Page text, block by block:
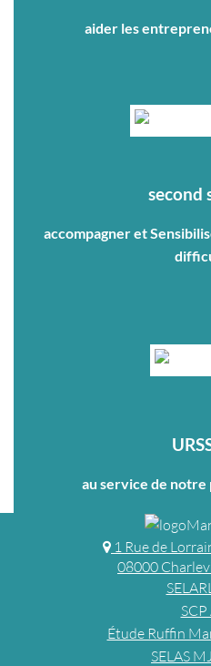
aider les
second
accompagner et
au service de
1 Rue de
08000
Étude Ruffin
SELAS